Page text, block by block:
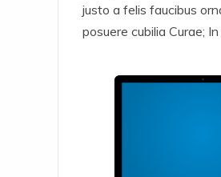
justo a felis faucibus
posuere cubilia Curae;